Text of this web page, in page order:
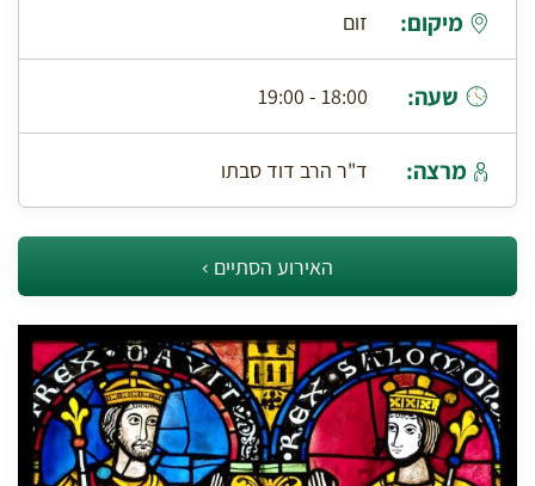
מיקום: זום
שעה: 18:00 - 19:00
מרצה: ד"ר הרב דוד סבתו
האירוע הסתיים